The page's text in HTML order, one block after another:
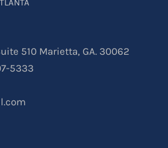
510 Marietta, GA. 30062
5333